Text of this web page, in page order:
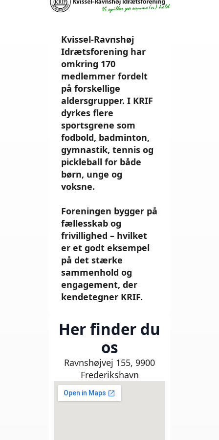
Kvissel-Ravnshøj
Idrætsforening har
omkring 170
medlemmer fordelt
på forskellige
aldersgrupper. I KRIF
dyrkes flere
sportsgrene som
fodbold, badminton,
gymnastik, tennis og
pickleball for både
børn, unge og
voksne.
Foreningen bygger på
fællesskab og
frivillighed – hvilket
er et godt eksempel
på det stærke
sammenhold og
engagement, der
kendetegner KRIF.
Her finder du
os
Ravnshøjvej 155, 9900
Frederikshavn